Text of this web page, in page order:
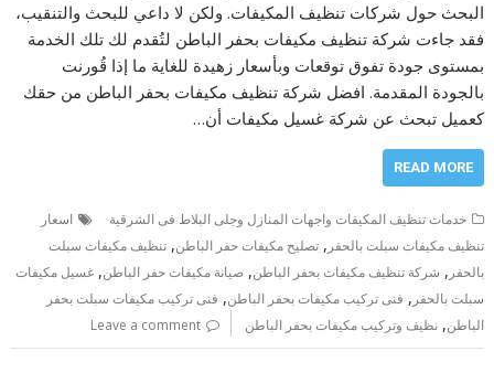
البحث حول شركات تنظيف المكيفات. ولكن لا داعي للبحث والتنقيب،
فقد جاءت شركة تنظيف مكيفات بحفر الباطن لتُقدم لك تلك الخدمة
بمستوى جودة تفوق توقعات وبأسعار زهيدة للغاية ما إذا قُورنت
بالجودة المقدمة. افضل شركة تنظيف مكيفات بحفر الباطن من حقك
كعميل تبحث عن شركة غسيل مكيفات أن…
READ MORE
خدمات تنظيف المكيفات واجهات المنازل وجلى البلاط فى الشرقية
اسعار
تنظيف مكيفات سبلت بالحفر ,تصليح مكيفات حفر الباطن,تنظيف مكيفات سبلت
بالحفر , شركة تنظيف مكيفات بحفر الباطن,صيانة مكيفات حفر الباطن,غسيل مكيفات
سبلت بالحفر , فنى تركيب مكيفات بحفر الباطن, فنى تركيب مكيفات سبلت بحفر
الباطن,نظيف وتركيب مكيفات بحفر الباطن Leave a comment